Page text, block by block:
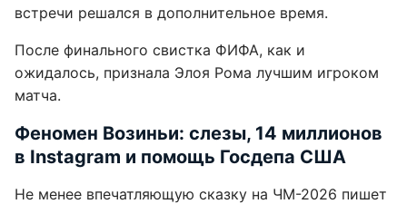
встречи решался в дополнительное время.
После финального свистка ФИФА, как и
ожидалось, признала Элоя Рома лучшим игроком
матча.
Феномен Возиньи: слезы, 14 миллионов
в Instagram и помощь Госдепа США
Не менее впечатляющую сказку на ЧМ-2026 пишет